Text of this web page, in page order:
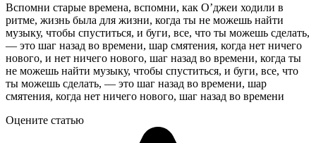
Вспомни старые времена, вспомни, как О’джеи ходили в
ритме, жизнь была для жизни, когда ты не можешь найти
музыку, чтобы спуститься, и буги, все, что ты можешь сделать,
— это шаг назад во времени, шар смятения, когда нет ничего
нового, и нет ничего нового, шаг назад во времени, когда ты
не можешь найти музыку, чтобы спуститься, и буги, все, что
ты можешь сделать, — это шаг назад во времени, шар
смятения, когда нет ничего нового, шаг назад во времени
Оцените статью